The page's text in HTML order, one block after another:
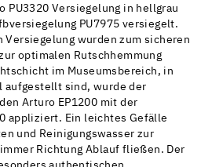
PU3320 Versiegelung in hellgrau
PU7975 versiegelt.
Versiegelung wurden zum sicheren
optimalen Rutschhemmung
im Museumsbereich, in
aufgestellt sind, wurde der
Arturo EP1200 mit der
appliziert. Ein leichtes Gefälle
und Reinigungswasser zur
Richtung Ablauf fließen. Der